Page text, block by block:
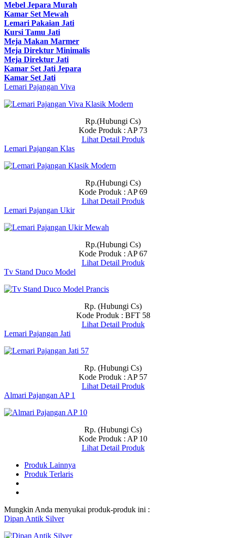
Mebel Jepara Murah
Kamar Set Mewah
Lemari Pakaian Jati
Kursi Tamu Jati
Meja Makan Marmer
Meja Direktur Minimalis
Meja Direktur Jati
Kamar Set Jati Jepara
Kamar Set Jati
Lemari Pajangan Viva
Rp.(Hubungi Cs)
Kode Produk : AP 73
Lihat Detail Produk
Lemari Pajangan Klas
Rp.(Hubungi Cs)
Kode Produk : AP 69
Lihat Detail Produk
Lemari Pajangan Ukir
Rp.(Hubungi Cs)
Kode Produk : AP 67
Lihat Detail Produk
Tv Stand Duco Model
Rp. (Hubungi Cs)
Kode Produk : BFT 58
Lihat Detail Produk
Lemari Pajangan Jati
Rp. (Hubungi Cs)
Kode Produk : AP 57
Lihat Detail Produk
Almari Pajangan AP 1
Rp. (Hubungi Cs)
Kode Produk : AP 10
Lihat Detail Produk
Produk Lainnya
Produk Terlaris
Mungkin Anda menyukai produk-produk ini :
Dipan Antik Silver